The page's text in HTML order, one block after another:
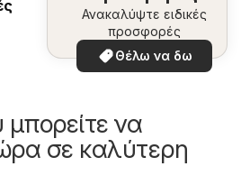
Ανακαλύψτε ειδικές
προσφορές
Θέλω να δω
να
σε καλύτερη